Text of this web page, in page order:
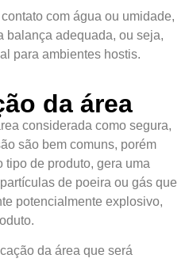
com água ou umidade,
balança adequada, ou seja,
para ambientes hostis.
da área
considerada como segura,
são bem comuns, porém
de produto, gera uma
de poeira ou gás que
potencialmente explosivo,
da área que será